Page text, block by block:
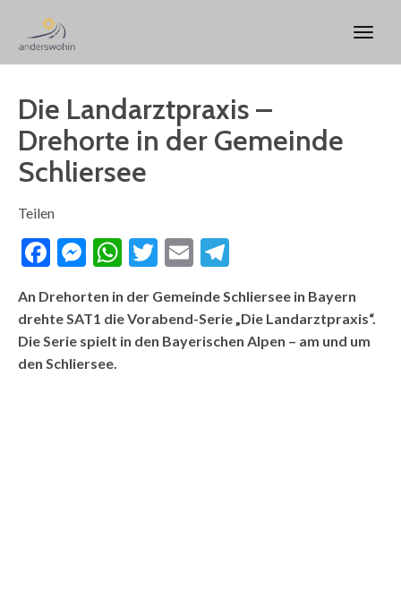
Die Landarztpraxis –
Drehorte in der Gemeinde
Schliersee
Teilen
Facebook
Messenger
WhatsApp
Twitter
Email
An Drehorten in der Gemeinde Schliersee in Bayern
drehte SAT1 die Vorabend-Serie „Die Landarztpraxis“.
Die Serie spielt in den Bayerischen Alpen – am und um
den Schliersee.